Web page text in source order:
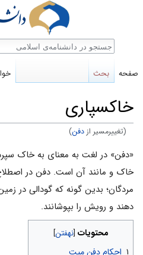
خاکسپاری
(تغییرمسیر ازدفن)
پرش
به
ناوبری
پرش
به
جستجو
«دفن» در لغت به معنای به خاک
خاک و مانند آن است. دفن در
مردگان؛ بدین گونه که گودالی در
دهند و رویش را بپوشانند.
محتویات
۱ احکام دفن میت
صفحه بحث
جستجو